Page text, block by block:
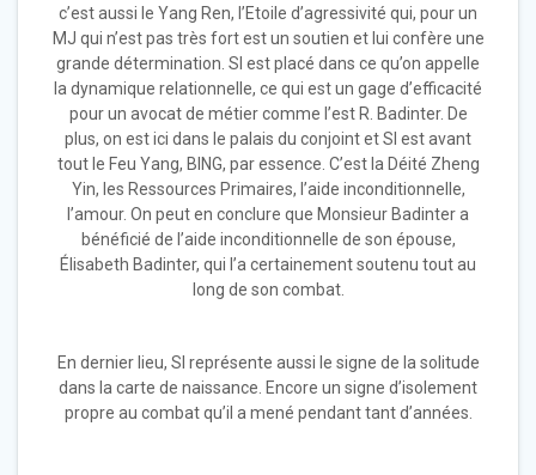
c’est aussi le Yang Ren, l’Etoile d’agressivité qui, pour un
MJ qui n’est pas très fort est un soutien et lui confère une
grande détermination. SI est placé dans ce qu’on appelle
la dynamique relationnelle, ce qui est un gage d’efficacité
pour un avocat de métier comme l’est R. Badinter. De
plus, on est ici dans le palais du conjoint et SI est avant
tout le Feu Yang, BING, par essence. C’est la Déité Zheng
Yin, les Ressources Primaires, l’aide inconditionnelle,
l’amour. On peut en conclure que Monsieur Badinter a
bénéficié de l’aide inconditionnelle de son épouse,
Élisabeth Badinter, qui l’a certainement soutenu tout au
long de son combat.
En dernier lieu, SI représente aussi le signe de la solitude
dans la carte de naissance. Encore un signe d’isolement
propre au combat qu’il a mené pendant tant d’années.